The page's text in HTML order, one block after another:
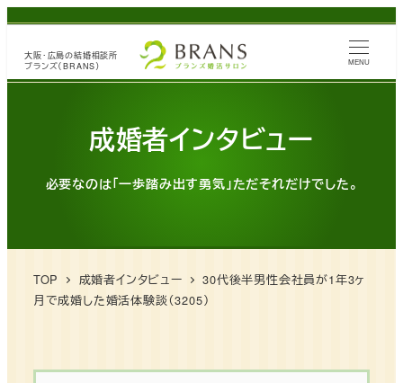
メ
移
大阪・広島の結婚相談所
ブランズ（BRANS）
MENU
成婚者インタビュー
必要なのは「一歩踏み出す勇気」ただそれだけでした。
TOP 成婚者インタビュー
30代後半男性会社員が1年3ヶ
月で成婚した婚活体験談（3205）